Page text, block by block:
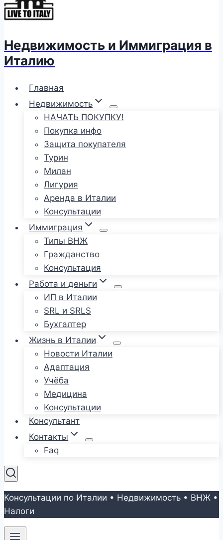
Недвижимость и Иммиграция в
Италию
Главная
Недвижимость
НАЧАТЬ ПОКУПКУ!
Покупка инфо
Защита покупателя
Турин
Милан
Лигурия
Аренда в Италии
Консультации
Иммиграция
Типы ВНЖ
Гражданство
Консультация
Работа и деньги
ИП в Италии
SRL и SRLS
Бухгалтер
Жизнь в Италии
Новости Италии
Адаптация
Учёба
Медицина
Консультации
Консультант
Контакты
Faq
Консультации по Италии • Недвижимость • ВНЖ •
Налоги